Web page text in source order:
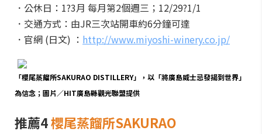
．公休日：1?3月 每月第2個週三；12/29?1/1
．交通方式：由JR三次站開車約6分鐘可達
．官網 (日文) ： http://www.miyoshi-winery.co.jp/
「櫻尾蒸餾所SAKURAO DISTILLERY」，以「將廣島威士忌發揚到世界」
為信念；圖片／HIT廣島縣觀光聯盟提供
推薦4櫻尾蒸餾所SAKURAO